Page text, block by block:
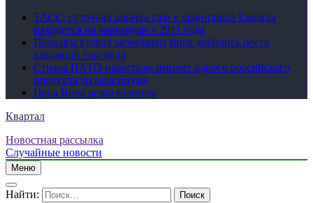
ТАСС: суточная закачка газа в хранилища Европы
находится на минимуме с 2011 года
Первая и вторая экономики мира добились роста
взаимной торговли
Страна НАТО нарастила импорт одного российского
продукта до максимума
Цена Brent резко взлетела
Квартал
Новостная рассылка
Случайные новости
Меню
Найти: